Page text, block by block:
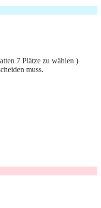
7 Plätze zu wählen )
muss.